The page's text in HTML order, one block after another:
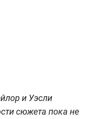
и Уэсли
сюжета пока не